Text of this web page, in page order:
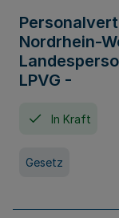
Nordrhein-
LPVG -
In Kraft
Gesetz